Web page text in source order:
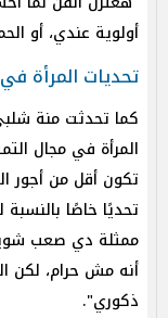
أولوية عندي، أو
تحديات المرأة
كما تحدثت منة
المرأة في مجال
تكون أقل من أجور
تحديًا خاصًا
ممثلة دي صعب
أنه مش حرام، لكن
ذكوري".